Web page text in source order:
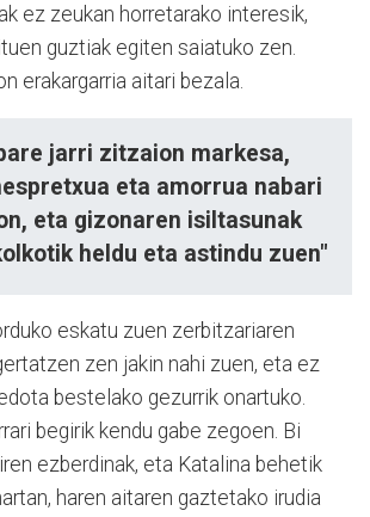
ez zeukan horretarako interesik,
guztiak egiten saiatuko zen.
erakargarria aitari bezala.
jarri zitzaion markesa,
eta amorrua nabari
eta gizonaren isiltasunak
heldu eta astindu zuen"
eskatu zuen zerbitzariaren
zen jakin nahi zuen, eta ez
bestelako gezurrik onartuko.
begirik kendu gabe zegoen. Bi
ezberdinak, eta Katalina behetik
haren aitaren gaztetako irudia